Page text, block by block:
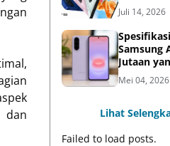
dan
Harga
Juli 14, 2026
Samsung
Jutaan
Lengkap
Mei 04, 2026
Lihat
Failed to load posts.